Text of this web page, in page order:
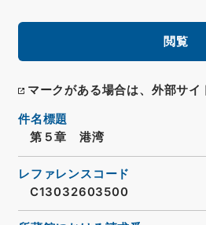
閲覧
マークがある場合は、外部サイ
件名標題
第５章 港湾
レファレンスコード
C13032603500